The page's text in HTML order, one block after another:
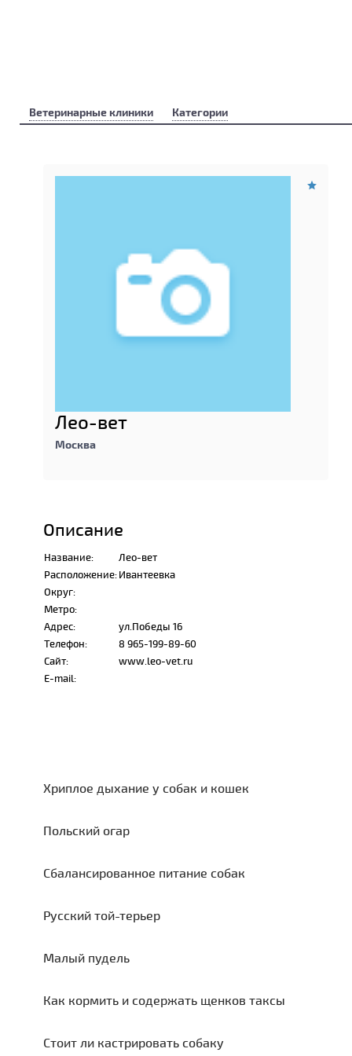
Ветеринарные клиники Категории
Лео-вет
Москва
Описание
Название:
Лео-вет
Расположение:Ивантеевка
Округ:
Метро:
Адрес:
ул.Победы 16
Телефон:
8 965-199-89-60
Сайт:
www.leo-vet.ru
E-mail:
Хриплое дыхание у собак и кошек
Польский огар
Сбалансированное питание собак
Русский той-терьер
Малый пудель
Как кормить и содержать щенков таксы
Стоит ли кастрировать собаку